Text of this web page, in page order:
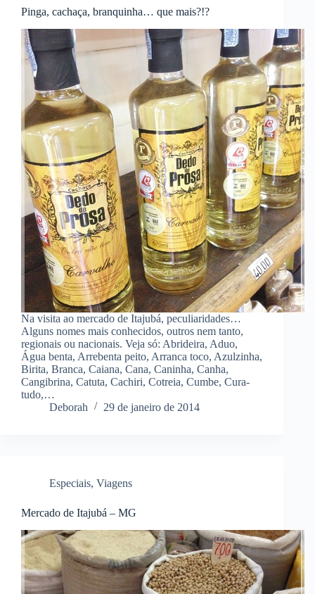
Pinga, cachaça, branquinha… que mais?!?
Na visita ao mercado de Itajubá, peculiaridades…
Alguns nomes mais conhecidos, outros nem tanto,
regionais ou nacionais. Veja só: Abrideira, Aduo,
Água benta, Arrebenta peito, Arranca toco, Azulzinha,
Birita, Branca, Caiana, Cana, Caninha, Canha,
Cangibrina, Catuta, Cachiri, Cotreia, Cumbe, Cura-
tudo,…
Deborah
29 de janeiro de 2014
Especiais, Viagens
Mercado de Itajubá – MG